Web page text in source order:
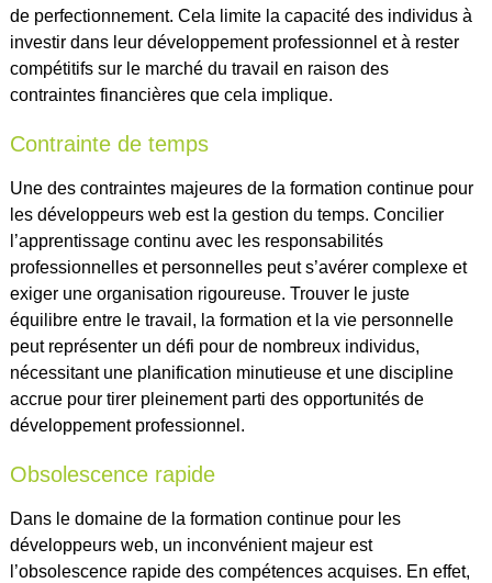
de perfectionnement. Cela limite la capacité des individus à
investir dans leur développement professionnel et à rester
compétitifs sur le marché du travail en raison des
contraintes financières que cela implique.
Contrainte de temps
Une des contraintes majeures de la formation continue pour
les développeurs web est la gestion du temps. Concilier
l’apprentissage continu avec les responsabilités
professionnelles et personnelles peut s’avérer complexe et
exiger une organisation rigoureuse. Trouver le juste
équilibre entre le travail, la formation et la vie personnelle
peut représenter un défi pour de nombreux individus,
nécessitant une planification minutieuse et une discipline
accrue pour tirer pleinement parti des opportunités de
développement professionnel.
Obsolescence rapide
Dans le domaine de la formation continue pour les
développeurs web, un inconvénient majeur est
l’obsolescence rapide des compétences acquises. En effet,